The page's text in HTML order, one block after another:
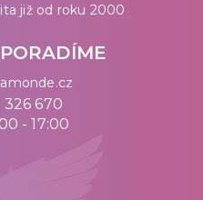
již od roku 2000
326 670
- 17:00